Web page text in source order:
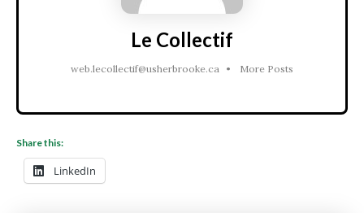
Le Collectif
web.lecollectif@usherbrooke.ca • More Posts
Share this:
LinkedIn